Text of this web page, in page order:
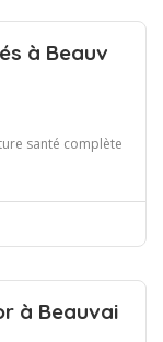
à Beauv
santé complète
à Beauvai